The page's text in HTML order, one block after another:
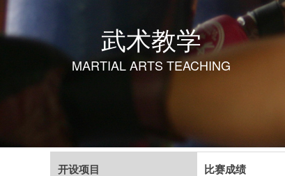
武术教学
MARTIAL ARTS TEACHING
开设项目 比赛成绩